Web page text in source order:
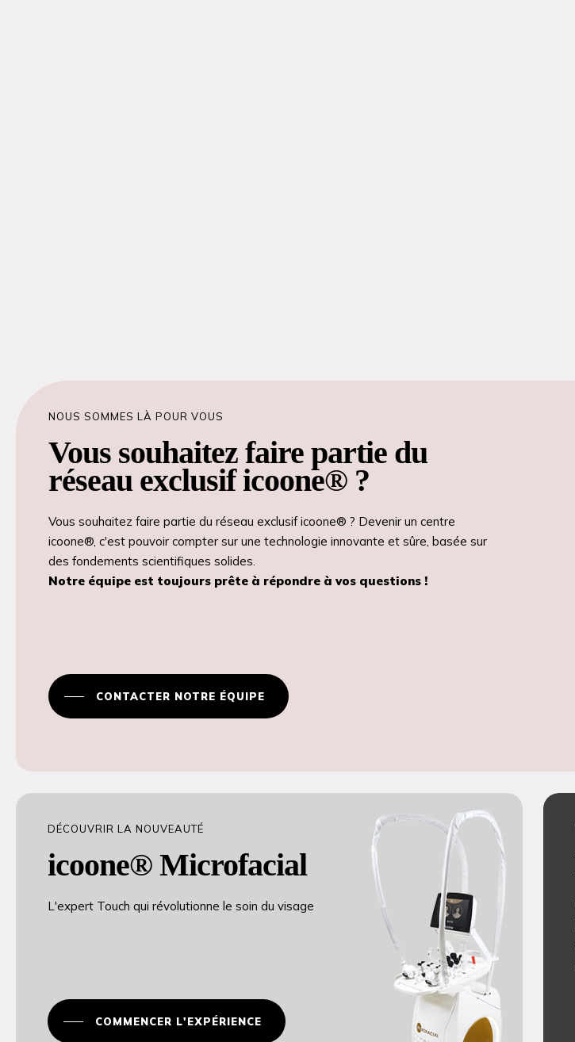
NOUS SOMMES LÀ POUR VOUS
Vous souhaitez faire partie du
réseau exclusif icoone® ?
Vous souhaitez faire partie du réseau exclusif icoone® ? Devenir un centre
icoone®, c'est pouvoir compter sur une technologie innovante et sûre, basée sur
des fondements scientifiques solides.
Notre équipe est toujours prête à répondre à vos questions !
CONTACTER NOTRE ÉQUIPE
DÉCOUVRIR LA NOUVEAUTÉ
icoone® Microfacial
L'expert Touch qui révolutionne le soin du visage
COMMENCER L'EXPÉRIENCE